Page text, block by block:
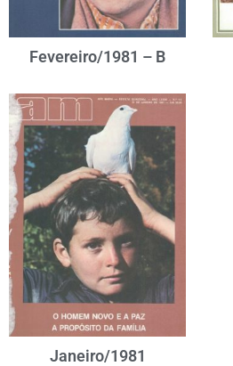
Fevereiro/1981 – B
Janeiro/1981